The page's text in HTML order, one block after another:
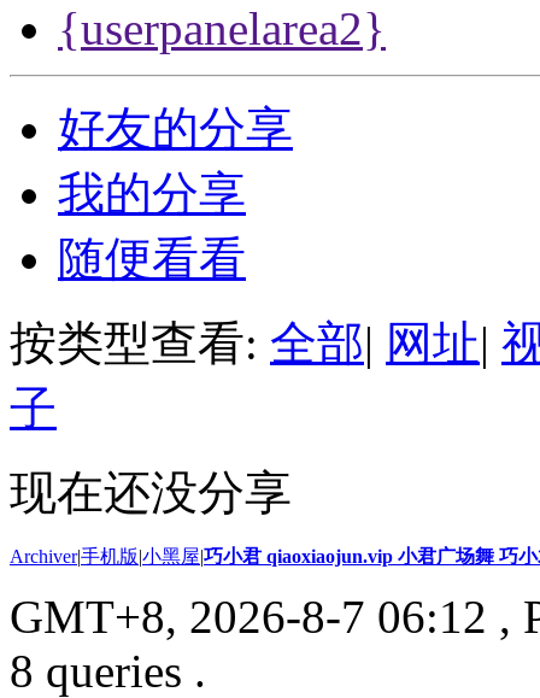
{userpanelarea2}
好友的分享
我的分享
随便看看
按类型查看: 全部| 网址|
子
现在还没分享
Archiver|手机版|小黑屋|巧小君 qiaoxiaojun.vip 小君广场舞 巧
GMT+8, 2026-8-7 06:12 ,
8 queries .